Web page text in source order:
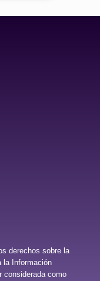
derechos sobre la
la Información
considerada como